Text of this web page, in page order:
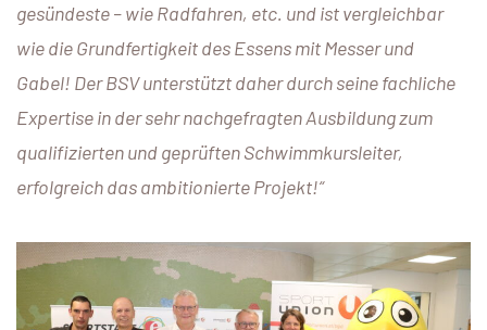
gesündeste – wie Radfahren, etc. und ist vergleichbar
wie die Grundfertigkeit des Essens mit Messer und
Gabel! Der BSV unterstützt daher durch seine fachliche
Expertise in der sehr nachgefragten Ausbildung zum
qualifizierten und geprüften Schwimmkursleiter,
erfolgreich das ambitionierte Projekt!“